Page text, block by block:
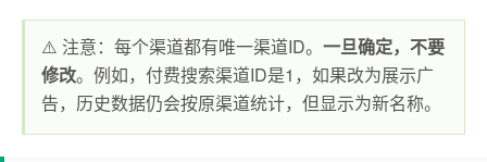
⚠️ 注意：每个渠道都有唯一渠道ID。 一旦确定，不要
修改。例如，付费搜索渠道ID是1，如果改为展示广
告，历史数据仍会按原渠道统计，但显示为新名称。